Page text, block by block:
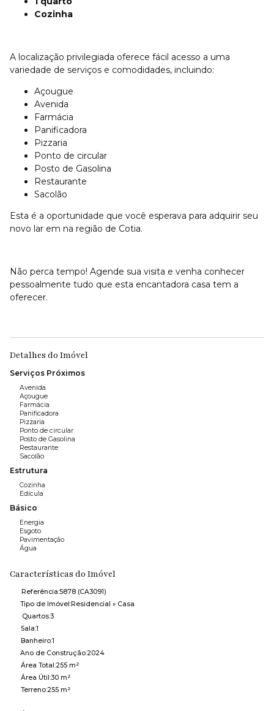
Cozinha
A localização privilegiada oferece fácil acesso a uma
variedade de serviços e comodidades, incluindo:
Açougue
Avenida
Farmácia
Panificadora
Pizzaria
Ponto de circular
Posto de Gasolina
Restaurante
Sacolão
Esta é a oportunidade que você esperava para adquirir seu
novo lar em na região de Cotia.
Não perca tempo! Agende sua visita e venha conhecer
pessoalmente tudo que esta encantadora casa tem a
oferecer.
Detalhes do Imóvel
Serviços Próximos
Avenida
Açougue
Farmácia
Panificadora
Pizzaria
Ponto de circular
Posto de Gasolina
Restaurante
Sacolão
Estrutura
Cozinha
Edícula
Básico
Energia
Esgoto
Pavimentação
Água
Características do Imóvel
Referência:5878 (CA3091)
Tipo de Imóvel:Residencial » Casa
Quartos:3
Sala:1
Banheiro:1
Ano de Construção:2024
Área Total:255 m²
Área Útil:30 m²
Terreno:255 m²